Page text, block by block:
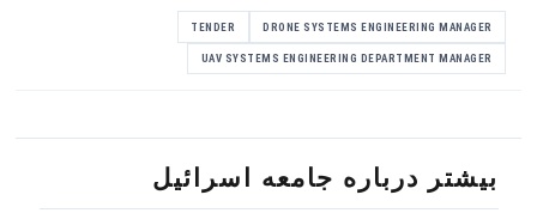
DRONE SYSTEMS ENGINEERING MANAGER
TENDER
UAV SYSTEMS ENGINEERING DEPARTMENT MANAGER
بیشتر درباره جامعه اسرائیل